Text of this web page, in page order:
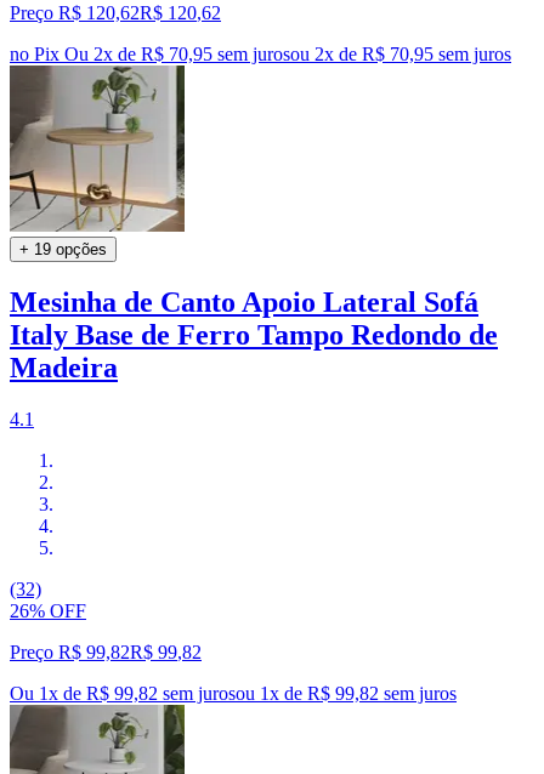
Preço R$ 120,62R$ 120,62
no Pix Ou 2x de R$ 70,95 sem jurosou 2x de R$ 70,95 sem juros
+ 19 opções
Mesinha de Canto Apoio Lateral Sofá
Italy Base de Ferro Tampo Redondo de
Madeira
4.1
(32)
26% OFF
Preço R$ 99,82R$ 99,82
Ou 1x de R$ 99,82 sem jurosou 1x de R$ 99,82 sem juros